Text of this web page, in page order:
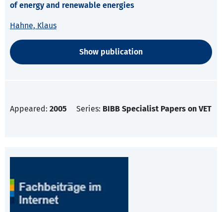
of energy and renewable energies
Hahne, Klaus
Show publication
Appeared: 2005 Series: BIBB Specialist Papers on VET